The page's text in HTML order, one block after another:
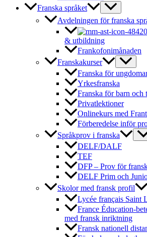
Franska språket
Avdelningen för franska
& utbildning
Frankofonimånaden
Franskakurser
Franska för
Yrkesfranska
Franska för barn och
Privatlektioner
Onlinekurs med
Förberedelse inför
Språkprov i franska
DELF/DALF
TEF
DFP – Prov för
DELF Prim och
Skolor med fransk profil
Lycée français Saint
France Éducation-
med fransk inriktning
Fransk nationell